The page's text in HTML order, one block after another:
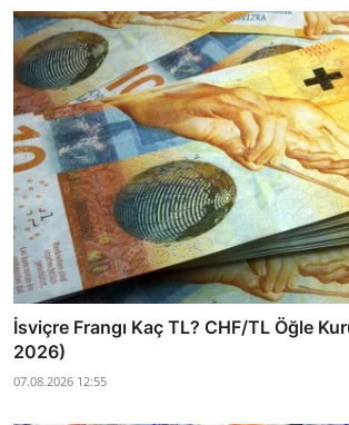
İsviçre Frangı Kaç TL? CHF/TL Öğle
2026)
07.08.2026 12:55